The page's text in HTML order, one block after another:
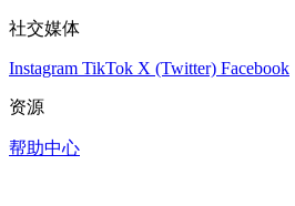
社交媒体
Instagram TikTok X (Twitter) Facebook
资源
帮助中心